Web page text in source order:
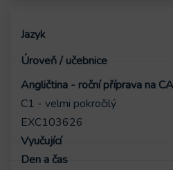
Angličtina - roční příprava na
C1 - velmi pokročilý
EXC103626